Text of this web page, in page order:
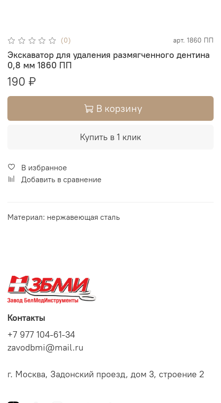
(0) арт. 1860 ПП
Экскаватор для удаления размягченного дентина
0,8 мм 1860 ПП
190 ₽
В корзину
Купить в 1 клик
В избранное
Добавить в сравнение
Материал: нержавеющая сталь
Контакты
+7 977 104-61-34
zavodbmi@mail.ru
г. Москва, Задонский проезд, дом 3, строение 2